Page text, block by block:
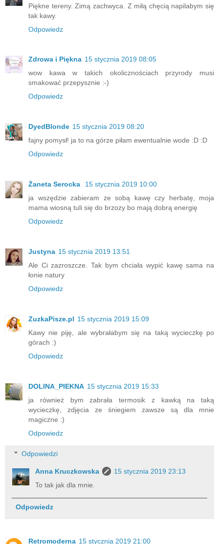
Piękne tereny. Zimą zachwyca. Z miłą chęcią napilabym się
tak kawy.
Odpowiedz
Zdrowa i Piękna 15 stycznia 2019 08:05
wow kawa w takich okolicznościach przyrody musi
smakować przepysznie :-)
Odpowiedz
DyedBlonde 15 stycznia 2019 08:20
fajny pomysł! ja to na górze piłam ewentualnie wode :D :D
Odpowiedz
Żaneta Serocka
15 stycznia 2019 10:00
ja wszędzie zabieram ze sobą kawę czy herbatę, moja
mama wiosną tuli się do brzozy bo mają dobrą energię
Odpowiedz
Justyna 15 stycznia 2019 13:51
Ale Ci zazroszcze. Tak bym chciała wypić kawę sama na
łonie natury
Odpowiedz
ZuzkaPisze.pl 15 stycznia 2019 15:09
Kawy nie piję, ale wybrałabym się na taką wycieczkę po
górach :)
Odpowiedz
DOLINA_PIEKNA 15 stycznia 2019 15:33
ja również bym zabrała termosik z kawką na taką
wycieczkę, zdjęcia ze śniegiem zawsze są dla mnie
magiczne :)
Odpowiedz
Odpowiedzi
Anna Kruczkowska
15 stycznia 2019 23:13
To tak jak dla mnie.
Odpowiedz
Retromoderna 15 stycznia 2019 21:00